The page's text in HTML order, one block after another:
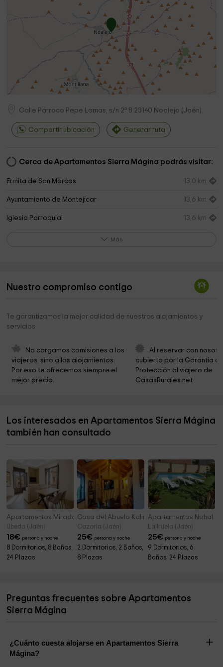
Calle Párroco Pepe Lomas, s/n 2º B 23140 Noalejo (Jaén)
Compartir ubicación Generar ruta
Cerca de Apartamentos Sierra Mágina podrás visitar:
Ermita de San Marcos 13,0 km
Ayuntamiento de Montejícar 13,6 km
Iglesia Parroquial 13,6 km
Cementerio Municipal de Montejícar
Altos de Gallarí Torre Vigía 14,8 km
Jehová
Cortijo del Chopo 16,7 km
Ermita de la Virgen de las Angustias 17,4 km
Iglesia Parroquial de la Encarnación
Ángeles
Más
Nuestro compromiso contigo
Te garantizamos la mejor calidad de nuestros alojamientos y
servicios
No cargamos comisiones a los
viajeros, sino a los alojamientos.
Por eso te ofrecemos siempre el
mejor precio.
Al reservar con
cubierto por la Garantía
Protección al viajero de
CasasRurales.net
Los interesados en Apartamentos Sierra Mágina
también han consultado
Apartamentos Mirador de Vandelvira
Ubeda (Jaén)
18€ persona y noche
8 Dormitorios, 8 Baños,
24 Plazas
Casa del Abuelo Kalinas
Cazorla (Jaén)
25€ persona y noche
2 Dormitorios, 2 Baños,
8 Plazas
Apartamentos Nohal
La Iruela (Jaén)
25€ persona y noche
9 Dormitorios, 6
Baños, 24 Plazas
Preguntas frecuentes sobre Apartamentos
Sierra Mágina
¿Cuánto cuesta alojarse en Apartamentos Sierra
Mágina?